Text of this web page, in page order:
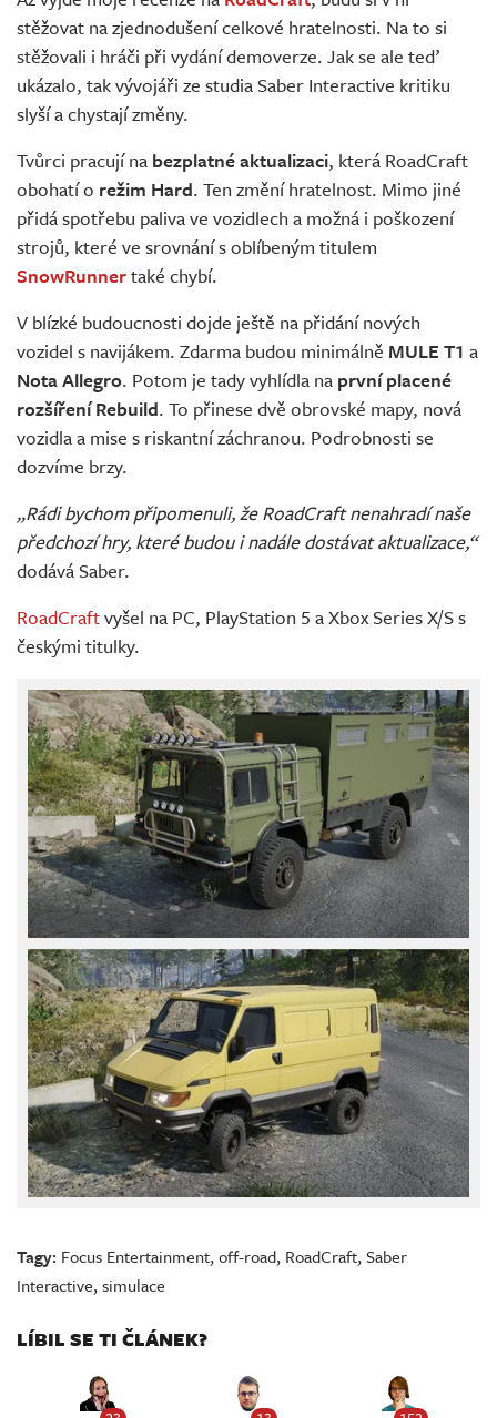
Živě
stěžovat na zjednodušení celkové hratelnosti. Na to si
stěžovali i hráči při vydání demoverze. Jak se ale teď
ukázalo, tak vývojáři ze studia Saber Interactive kritiku
slyší a chystají změny.
Tvůrci pracují na bezplatné aktualizaci, která RoadCraft
obohatí o režim Hard. Ten změní hratelnost. Mimo jiné
přidá spotřebu paliva ve vozidlech a možná i poškození
strojů, které ve srovnání s oblíbeným titulem
SnowRunnertaké chybí.
V blízké budoucnosti dojde ještě na přidání nových
vozidel s navijákem. Zdarma budou minimálně MULE T1 a
Nota Allegro. Potom je tady vyhlídla na první placené
rozšíření Rebuild. To přinese dvě obrovské mapy, nová
vozidla a mise s riskantní záchranou. Podrobnosti se
dozvíme brzy.
„Rádi bychom připomenuli, že RoadCraft nenahradí naše
předchozí hry, které budou i nadále dostávat aktualizace,“
dodává Saber.
RoadCraftvyšel na PC, PlayStation 5 a Xbox Series X/S s
českými titulky.
Tagy: Focus Entertainment,off-road, RoadCraft,Saber
Interactive,simulace
LÍBIL SE TI ČLÁNEK?